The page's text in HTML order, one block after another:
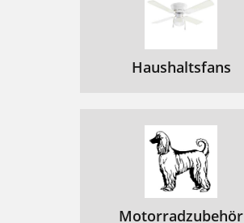
Haushaltsfans
Motorradzubehör